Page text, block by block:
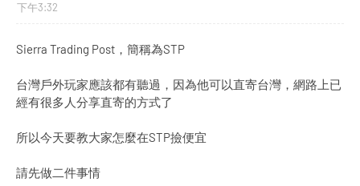
下午3:32
Sierra Trading Post，簡稱為STP
台灣戶外玩家應該都有聽過，因為他可以直寄台灣，網路上已
經有很多人分享直寄的方式了
所以今天要教大家怎麼在STP撿便宜
請先做二件事情